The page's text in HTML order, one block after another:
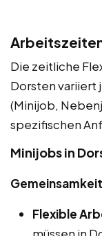
Die zeitliche
Dorsten variiert
(Minijob,
spezifischen
Minijobs in
Flexible